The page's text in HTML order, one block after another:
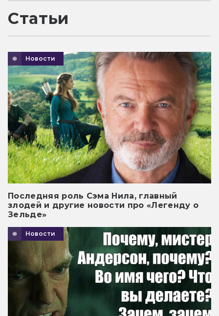
Статьи
Новости
Последняя роль Сэма Нила, главный
злодей и другие новости про «Легенду о
Зельде»
Новости